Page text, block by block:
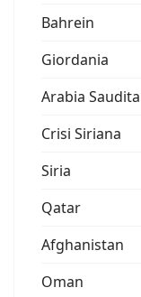
Bahrein
Giordania
Arabia Saudita
Crisi Siriana
Siria
Qatar
Afghanistan
Oman